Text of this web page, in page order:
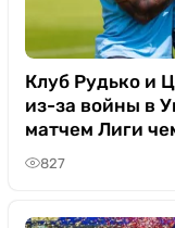
Клуб Рудько и
из-за войны в
матчем Лиги
827